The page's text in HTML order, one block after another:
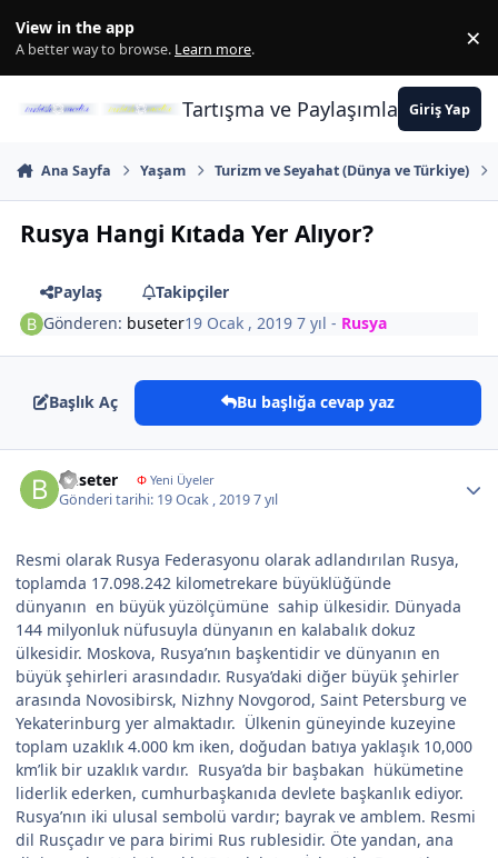
View in the app
A better way to browse. Learn more. ×
Tartışma ve PaylaşımlarınGiriş Yap
Ana Sayfa Yaşam Turizm ve Seyahat (Dünya ve Türkiye)
Rusya Hangi Kıtada Yer Alıyor?
Paylaş
Takipçiler
Gönderen: buseter19 Ocak , 20197 yıl - Rusya
Başlık Aç Bu başlığa cevap yaz
buseter ΦYeni Üyeler
Gönderi tarihi: 19 Ocak , 20197 yıl
Resmi olarak Rusya Federasyonu olarak adlandırılan Rusya,
toplamda 17.098.242 kilometrekare büyüklüğünde
dünyanın en büyük yüzölçümüne sahip ülkesidir. Dünyada
144 milyonluk nüfusuyla dünyanın en kalabalık dokuz
ülkesidir. Moskova, Rusya’nın başkentidir ve dünyanın en
büyük şehirleri arasındadır. Rusya’daki diğer büyük şehirler
arasında Novosibirsk, Nizhny Novgorod, Saint Petersburg ve
Yekaterinburg yer almaktadır. Ülkenin güneyinde kuzeyine
toplam uzaklık 4.000 km iken, doğudan batıya yaklaşık 10,000
km’lik bir uzaklık vardır. Rusya’da bir başbakan hükümetine
liderlik ederken, cumhurbaşkanıda devlete başkanlık ediyor.
Rusya’nın iki ulusal sembolü vardır; bayrak ve amblem. Resmi
dil Rusçadır ve para birimi Rus rublesidir. Öte yandan, ana